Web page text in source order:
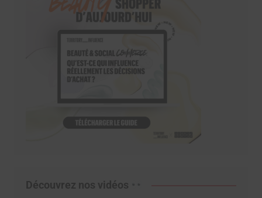
Découvrez nos vidéos